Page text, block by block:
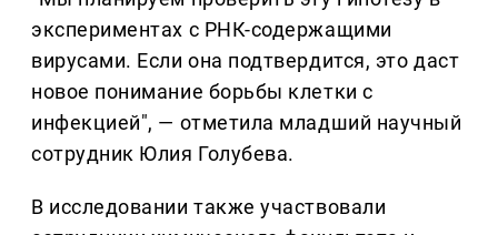
экспериментах с РНК-содержащими
вирусами. Если она подтвердится, это даст
новое понимание борьбы клетки с
инфекцией", — отметила младший научный
сотрудник Юлия Голубева.
В исследовании также участвовали